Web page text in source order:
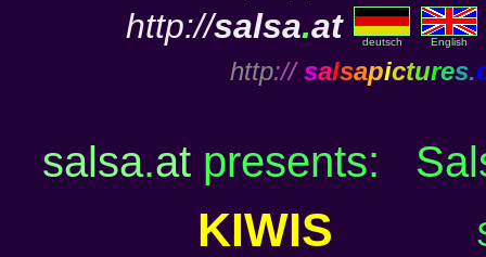
http://salsa.at deutsch English
http:// salsapictures.
salsa.at presents:
KIWIS